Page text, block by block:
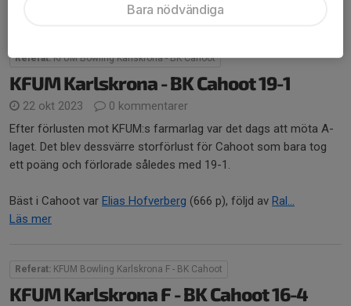
Referat:KFUM Bowling Karlskrona - BK Cahoot
KFUM Karlskrona - BK Cahoot 19-1
22 okt 2023
0 kommentarer
Efter förlusten mot KFUM:s farmarlag var det dags att möta A-
laget. Det blev dessvärre storförlust för Cahoot som bara tog
ett poäng och förlorade således med 19-1.
Bäst i Cahoot var Elias Hofverberg (666 p), följd av Ral...
Läs mer
Referat: KFUM Bowling Karlskrona F - BK Cahoot
KFUM Karlskrona F - BK Cahoot 16-4
Bara nödvändiga